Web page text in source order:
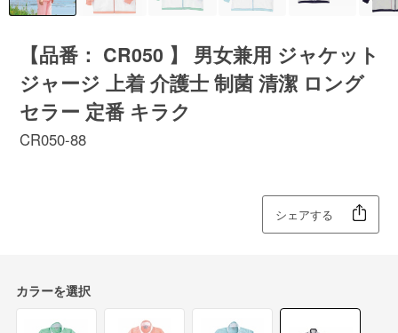
【品番： CR050 】 男女兼用 ジャケット
ジャージ 上着 介護士 制菌 清潔 ロング
セラー 定番 キラク
CR050-88
シェアする
カラーを選択